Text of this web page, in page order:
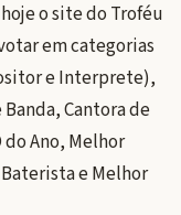
o site do Troféu
em categorias
e Interprete),
Cantora de
Ano, Melhor
e Melhor